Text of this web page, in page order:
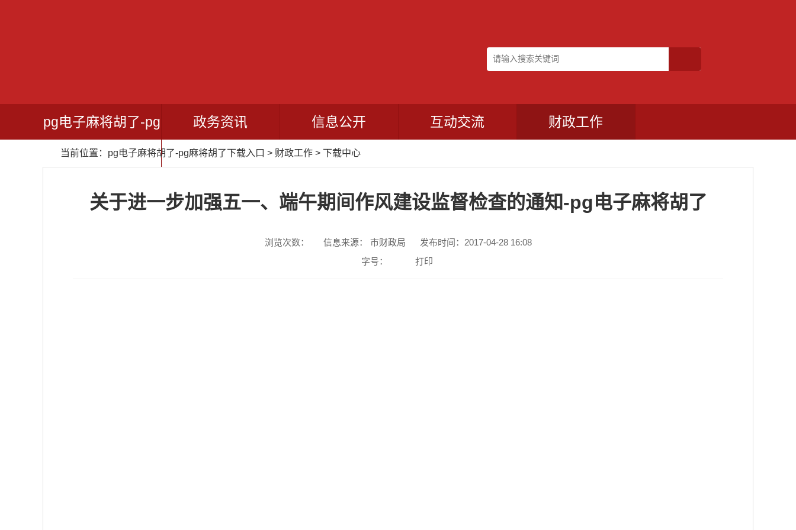
pg电子麻将胡了-pg
麻将胡了下载入口
政务资讯 信息公开 互动交流 财政工作
当前位置： pg电子麻将胡了-pg麻将胡了下载入口 > 财政工作 > 下载中心
关于进一步加强五一、端午期间作风建设监督检查的通知-pg电子麻将胡了
浏览次数： 信息来源： 市财政局
发布时间：2017-04-28 16:08
字号：
打印